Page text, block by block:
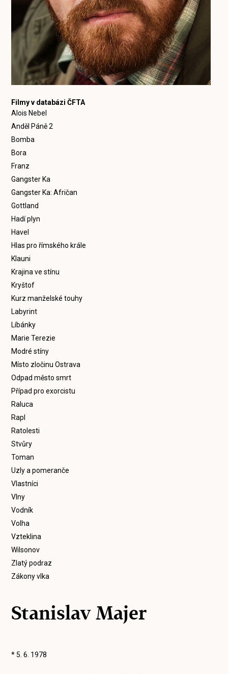
Filmy v databázi ČFTA
Alois Nebel
Anděl Páně 2
Bomba
Bora
Franz
Gangster Ka
Gangster Ka: Afričan
Gottland
Hadí plyn
Havel
Hlas pro římského krále
Klauni
Krajina ve stínu
Kryštof
Kurz manželské touhy
Labyrint
Líbánky
Marie Terezie
Modré stíny
Místo zločinu Ostrava
Odpad město smrt
Případ pro exorcistu
Raluca
Rapl
Ratolesti
Stvůry
Toman
Uzly a pomeranče
Vlastníci
Vlny
Vodník
Volha
Vzteklina
Wilsonov
Zlatý podraz
Zákony vlka
Stanislav Majer
* 5. 6. 1978